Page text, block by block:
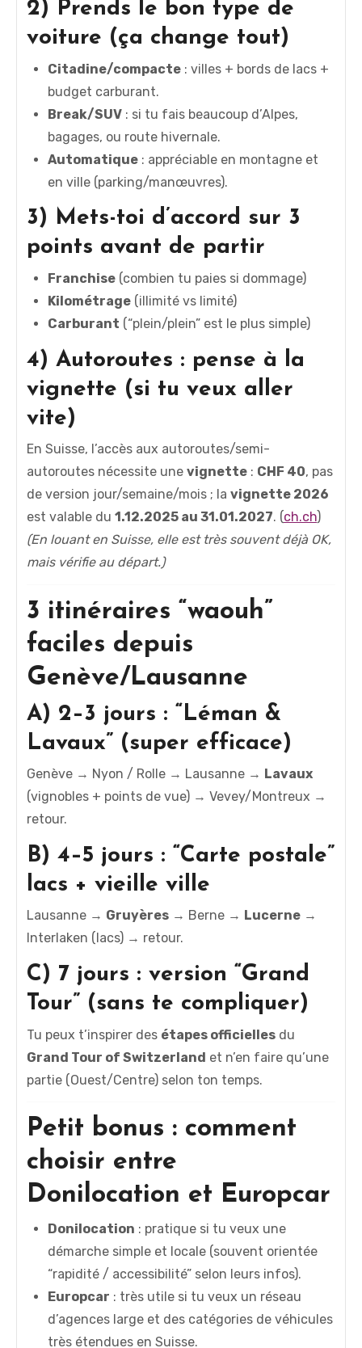
2) Prends le bon type de
voiture (ça change tout)
Citadine/compacte: villes + bords de lacs +
budget carburant.
Break/SUV: si tu fais beaucoup d’Alpes,
bagages, ou route hivernale.
Automatique: appréciable en montagne et
en ville (parking/manœuvres).
3) Mets-toi d’accord sur 3
points avant de partir
Franchise(combien tu paies si dommage)
Kilométrage(illimité vs limité)
Carburant (“plein/plein” est le plus simple)
4) Autoroutes : pense à la
vignette (si tu veux aller
vite)
En Suisse, l’accès aux autoroutes/semi-
autoroutes nécessite une vignette : CHF 40, pas
de version jour/semaine/mois ; la vignette 2026
est valable du 1.12.2025 au 31.01.2027. (ch.ch)
(En louant en Suisse, elle est très souvent déjà OK,
mais vérifie au départ.)
3 itinéraires “waouh”
faciles depuis
Genève/Lausanne
A) 2–3 jours : “Léman &
Lavaux” (super efficace)
Genève → Nyon / Rolle → Lausanne → Lavaux
(vignobles + points de vue) → Vevey/Montreux →
retour.
B) 4–5 jours : “Carte postale”
lacs + vieille ville
Lausanne → Gruyères → Berne → Lucerne →
Interlaken (lacs) → retour.
C) 7 jours : version “Grand
Tour” (sans te compliquer)
Tu peux t’inspirer des étapes officielles du
Grand Tour of Switzerland et n’en faire qu’une
partie (Ouest/Centre) selon ton temps.
Petit bonus : comment
choisir entre
Donilocation et Europcar
Donilocation : pratique si tu veux une
démarche simple et locale (souvent orientée
“rapidité / accessibilité” selon leurs infos).
Europcar : très utile si tu veux un réseau
d’agences large et des catégories de véhicules
très étendues en Suisse.